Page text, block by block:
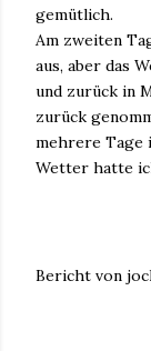
gemütlich.
Am zweiten
aus, aber das
und zurück in
zurück
mehrere Tage
Wetter hatte
Bericht von